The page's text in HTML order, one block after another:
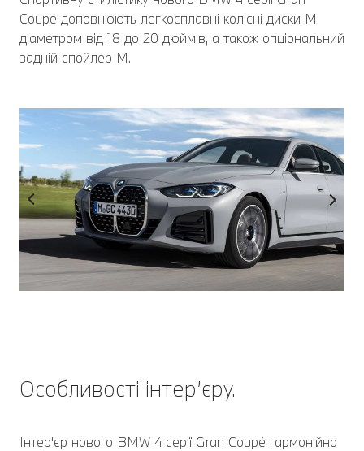
Coupé доповнюють легкосплавні колісні диски М
діаметром від 18 до 20 дюймів, а також опціональний
задній спойлер М.
Особливості інтер’єру.
Інтер'єр нового BMW 4 серії Gran Coupé гармонійно